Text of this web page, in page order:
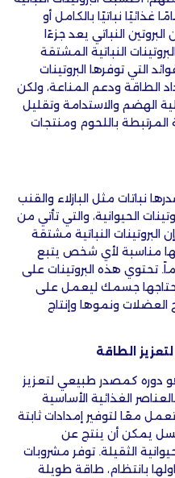
غذائيًا نباتيًا بالكامل أو
النباتي يعد جزءًا
النباتية المشتقة
التي توفرها البروتينات
الطاقة ودعم المناعة، ولكن
الهضم والاستدامة وتقليل
باللحوم ومنتجات
نباتات مثل البازلاء والقنب
الحيوانية، والتي تأتي من
البروتينات النباتية مشتقة
مناسبة لأي شخص يتبع
تحتوي هذه البروتينات على
يحتاجها جسمك ليعمل على
ونموها وإنتاج
الطاقة
هو دوره كمصدر طبيعي لتعزيز
الغذائية الأساسية
معًا لتوفير إمدادات ثابتة
يمكن أن ينتج عن
الثقيلة. توفر مشروبات
بانتظام، طاقة طويلة